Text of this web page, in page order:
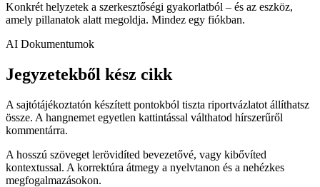
Konkrét helyzetek a szerkesztőségi gyakorlatból – és az eszköz,
amely pillanatok alatt megoldja. Mindez egy fiókban.
AI Dokumentumok
Jegyzetekből kész cikk
A sajtótájékoztatón készített pontokból tiszta riportvázlatot állíthatsz
össze. A hangnemet egyetlen kattintással válthatod hírszerűről
kommentárra.
A hosszú szöveget lerövidíted bevezetővé, vagy kibővíted
kontextussal. A korrektúra átmegy a nyelvtanon és a nehézkes
megfogalmazásokon.